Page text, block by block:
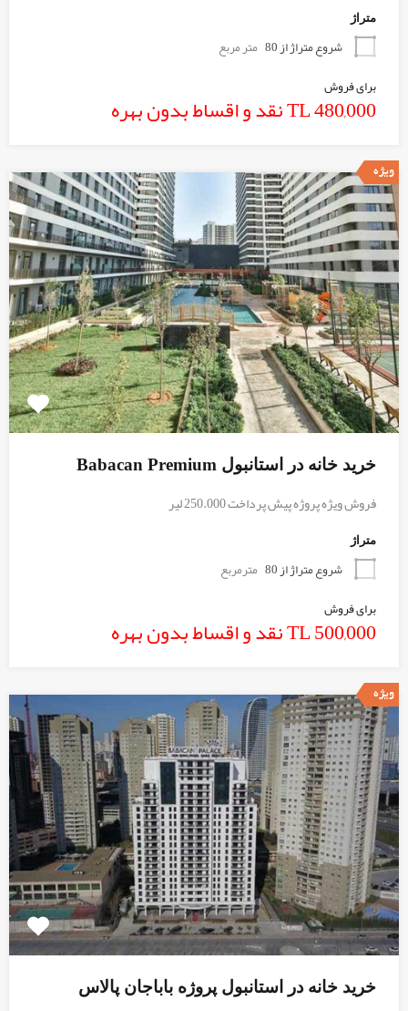
متراژ
شروع متراژ از 80
متر مربع
برای فروش
480,000 TL نقد و اقساط بدون بهره
ویژه
خرید خانه در استانبول Babacan Premium
فروش ویژه پروژه پیش پرداخت 250.000 لیر
متراژ
شروع متراژ از 80
مترمربع
برای فروش
TL 500,000 نقد و اقساط بدون بهره
ویژه
خرید خانه در استانبول پروژه باباجان پالاس